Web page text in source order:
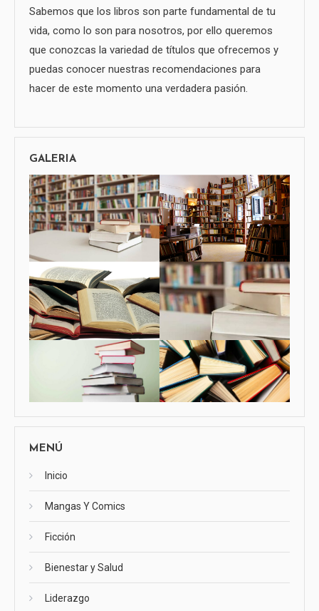
Sabemos que los libros son parte fundamental de tu
vida, como lo son para nosotros, por ello queremos
que conozcas la variedad de títulos que ofrecemos y
puedas conocer nuestras recomendaciones para
hacer de este momento una verdadera pasión.
GALERIA
MENÚ
Inicio
Mangas Y Comics
Ficción
Bienestar y Salud
Liderazgo